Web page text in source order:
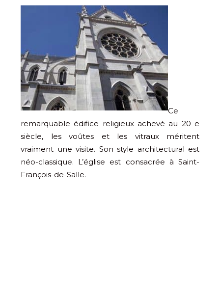
Ce
remarquable édifice religieux achevé au 20 e
siècle, les voûtes et les vitraux méritent
vraiment une visite. Son style architectural est
néo-classique. L’église est consacrée à Saint-
François-de-Salle.